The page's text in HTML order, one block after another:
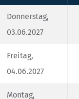
Donnerstag,
03.06.2027
Freitag,
04.06.2027
Montag,